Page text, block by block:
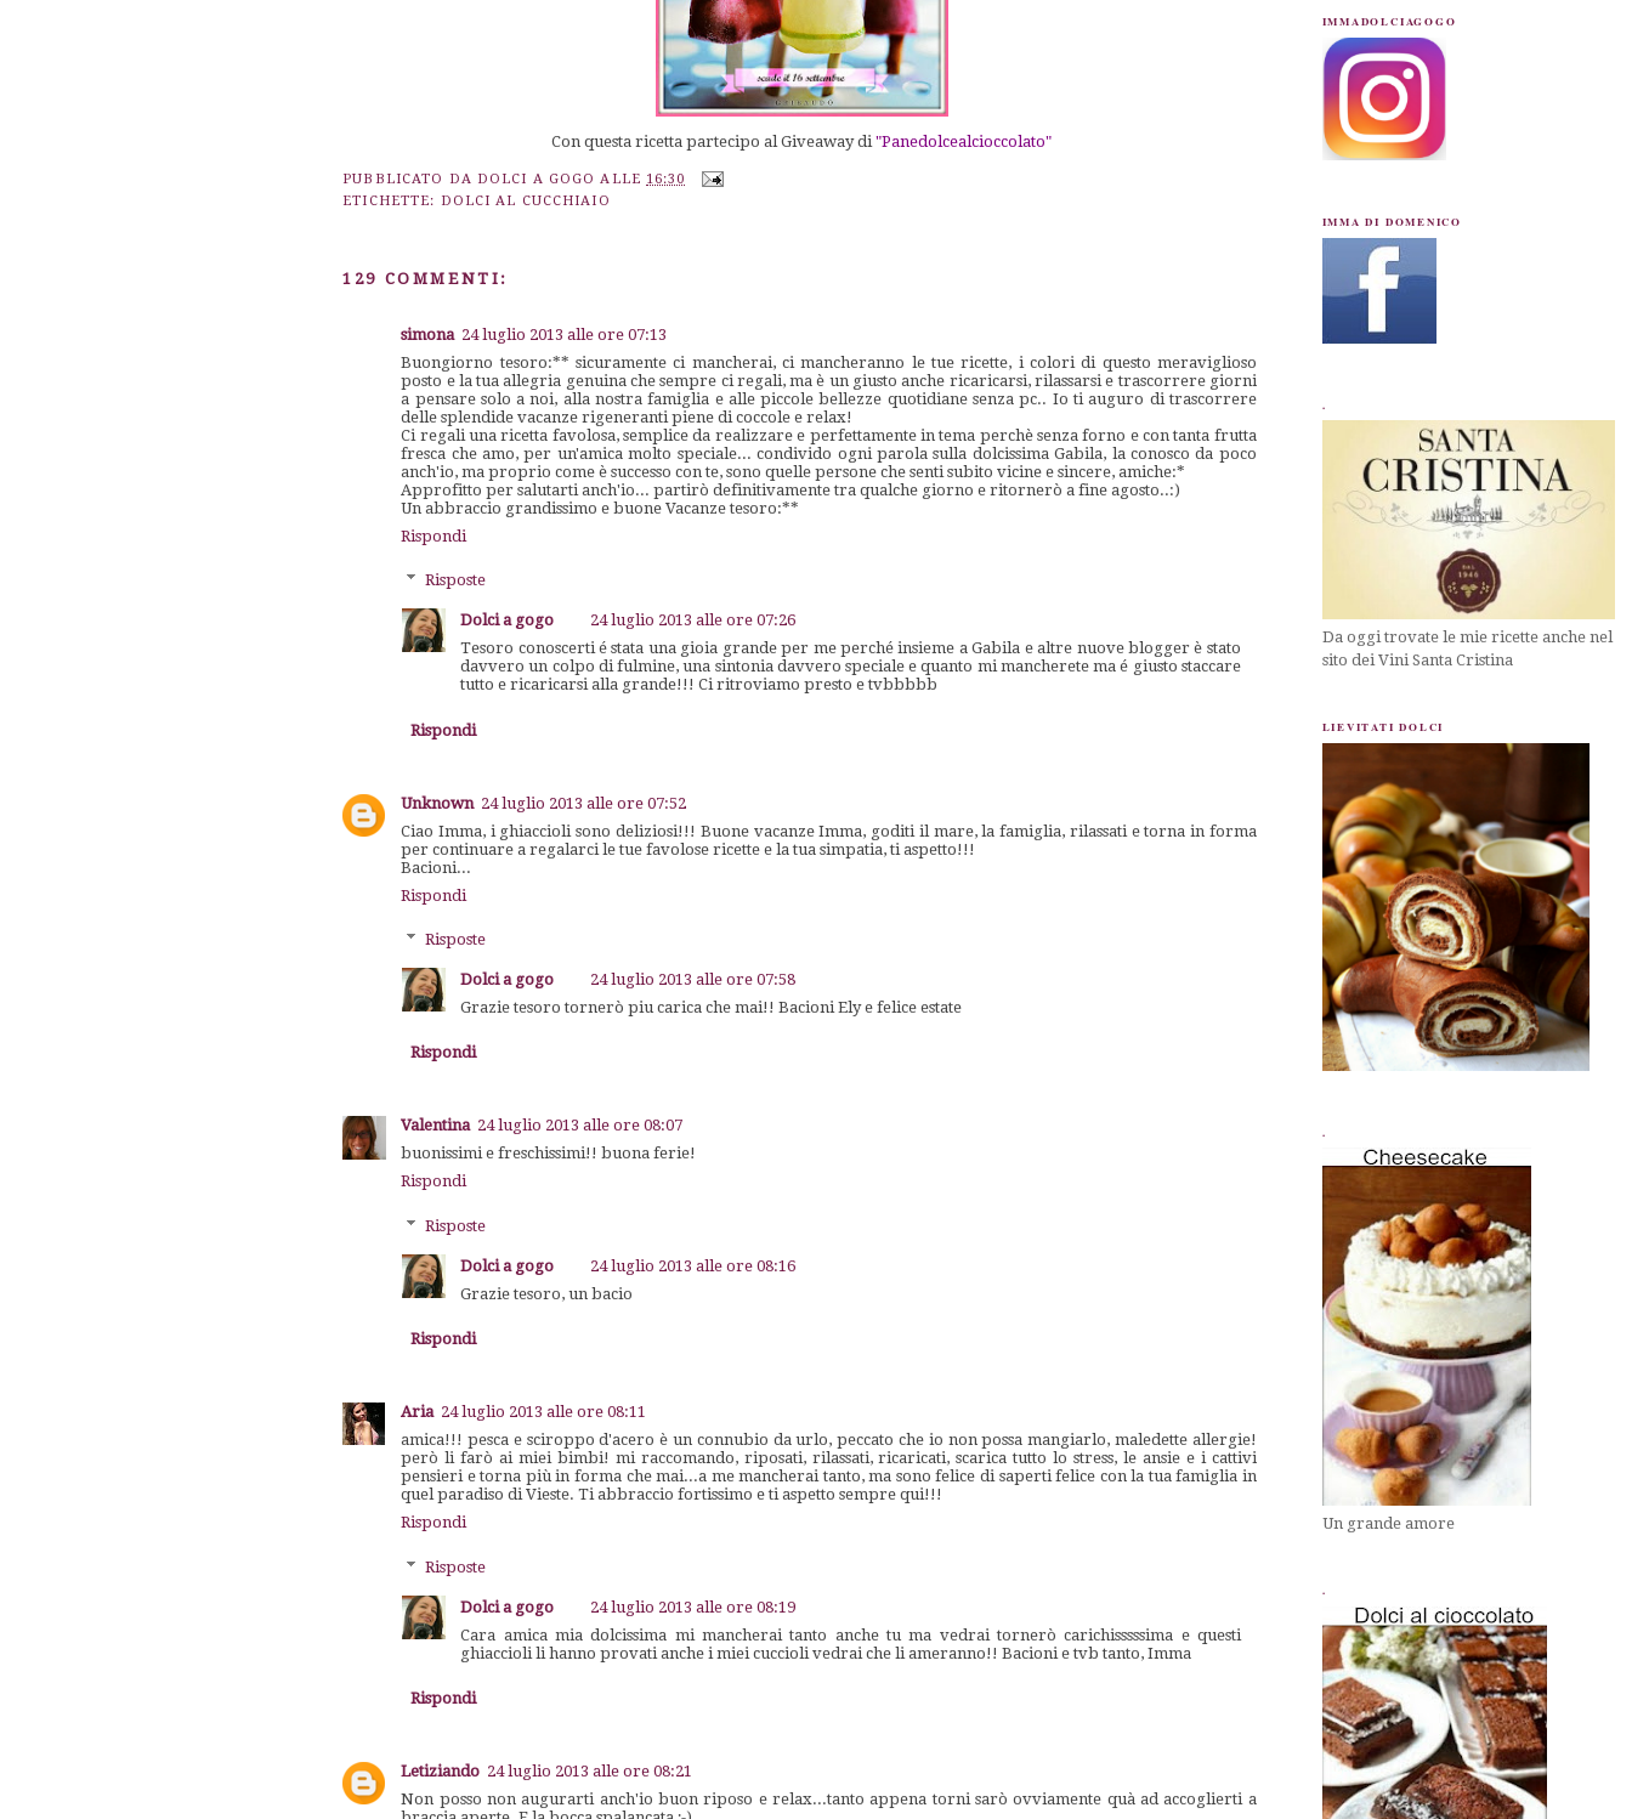
Con questa ricetta partecipo al Giveaway di"Panedolcealcioccolato"
PUBBLICATO DA DOLCI A GOGO ALLE 16:30
ETICHETTE: DOLCI AL CUCCHIAIO
129 COMMENTI:
simona 24 luglio 2013 alle ore 07:13
Buongiorno tesoro:** sicuramente ci mancherai, ci mancheranno le tue ricette, i colori di questo meraviglioso
posto e la tua allegria genuina che sempre ci regali, ma è un giusto anche ricaricarsi, rilassarsi e trascorrere giorni
a pensare solo a noi, alla nostra famiglia e alle piccole bellezze quotidiane senza pc.. Io ti auguro di trascorrere
delle splendide vacanze rigeneranti piene di coccole e relax!
Ci regali una ricetta favolosa, semplice da realizzare e perfettamente in tema perchè senza forno e con tanta frutta
fresca che amo, per un'amica molto speciale... condivido ogni parola sulla dolcissima Gabila, la conosco da poco
anch'io, ma proprio come è successo con te, sono quelle persone che senti subito vicine e sincere, amiche:*
Approfitto per salutarti anch'io... partirò definitivamente tra qualche giorno e ritornerò a fine agosto..:)
Un abbraccio grandissimo e buone Vacanze tesoro:**
Rispondi
Risposte
Dolci a gogo
24 luglio 2013 alle ore 07:26
Tesoro conoscerti é stata una gioia grande per me perché insieme a Gabila e altre nuove blogger è stato
davvero un colpo di fulmine, una sintonia davvero speciale e quanto mi mancherete ma é giusto staccare
tutto e ricaricarsi alla grande!!! Ci ritroviamo presto e tvbbbbb
Rispondi
Unknown 24 luglio 2013 alle ore 07:52
Ciao Imma, i ghiaccioli sono deliziosi!!! Buone vacanze Imma, goditi il mare, la famiglia, rilassati e torna in forma
per continuare a regalarci le tue favolose ricette e la tua simpatia, ti aspetto!!!
Bacioni...
Rispondi
Risposte
Dolci a gogo
24 luglio 2013 alle ore 07:58
Grazie tesoro tornerò piu carica che mai!! Bacioni Ely e felice estate
Rispondi
Valentina 24 luglio 2013 alle ore 08:07
buonissimi e freschissimi!! buona ferie!
Rispondi
Risposte
Dolci a gogo
24 luglio 2013 alle ore 08:16
Grazie tesoro, un bacio
Rispondi
Aria 24 luglio 2013 alle ore 08:11
amica!!! pesca e sciroppo d'acero è un connubio da urlo, peccato che io non possa mangiarlo, maledette allergie!
però li farò ai miei bimbi! mi raccomando, riposati, rilassati, ricaricati, scarica tutto lo stress, le ansie e i cattivi
pensieri e torna più in forma che mai...a me mancherai tanto, ma sono felice di saperti felice con la tua famiglia in
quel paradiso di Vieste. Ti abbraccio fortissimo e ti aspetto sempre qui!!!
Rispondi
Risposte
Dolci a gogo
24 luglio 2013 alle ore 08:19
Cara amica mia dolcissima mi mancherai tanto anche tu ma vedrai tornerò carichisssssima e questi
ghiaccioli li hanno provati anche i miei cuccioli vedrai che li ameranno!! Bacioni e tvb tanto, Imma
Rispondi
Letiziando 24 luglio 2013 alle ore 08:21
Non posso non augurarti anch'io buon riposo e relax...tanto appena torni sarò ovviamente quà ad accoglierti a
IMMADOLCIAGOGO
IMMA DI DOMENICO
.
Da oggi trovate le mie ricette anche nel
sito dei Vini Santa Cristina
LIEVITATI DOLCI
.
Un grande amore
.